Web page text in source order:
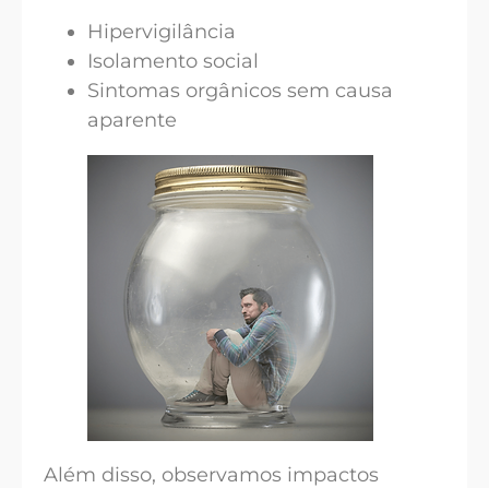
Hipervigilância
Isolamento social
Sintomas orgânicos sem causa
aparente
Além disso, observamos impactos